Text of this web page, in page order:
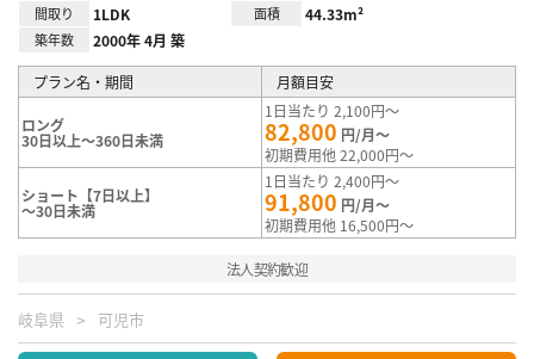
間取り 1LDK 面積 44.33m²
築年数 2000年 4月 築
プラン名・期間 月額目安
ロング
30日以上～360日未満
1日当たり 2,100円～
82,800 円/月～
初期費用他 22,000円～
ショート【7日以上】
～30日未満
1日当たり 2,400円～
91,800 円/月～
初期費用他 16,500円～
法人契約歓迎
岐阜県 可児市